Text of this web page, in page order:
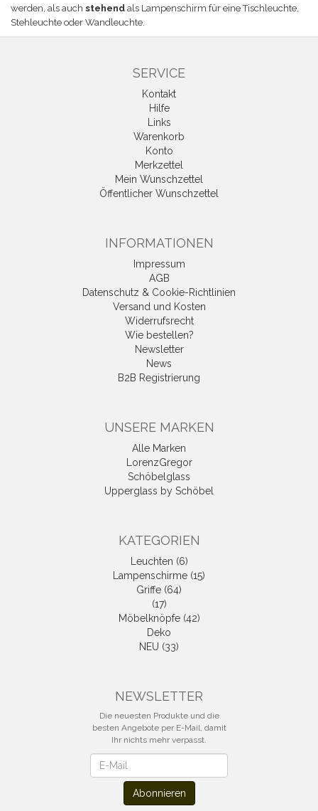
werden, als auch stehend als Lampenschirm für eine Tischleuchte,
Stehleuchte oder Wandleuchte.
SERVICE
Kontakt
Hilfe
Links
Warenkorb
Konto
Merkzettel
Mein Wunschzettel
Öffentlicher Wunschzettel
INFORMATIONEN
Impressum
AGB
Datenschutz & Cookie-Richtlinien
Versand und Kosten
Widerrufsrecht
Wie bestellen?
Newsletter
News
B2B Registrierung
UNSERE MARKEN
Alle Marken
LorenzGregor
Schöbelglass
Upperglass by Schöbel
KATEGORIEN
Leuchten (6)
Lampenschirme (15)
Griffe (64)
(17)
Möbelknöpfe (42)
Deko
NEU (33)
NEWSLETTER
Die neuesten Produkte und die
besten Angebote per E-Mail, damit
Ihr nichts mehr verpasst.
Abonnieren